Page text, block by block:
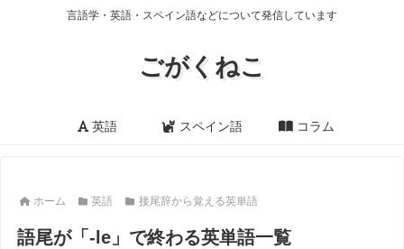
言語学・英語・スペイン語などについて発信しています
ごがくねこ
英語 スペイン語 コラム
ホーム 英語 接尾辞から覚える英単語
語尾が「-le」で終わる英単語一覧